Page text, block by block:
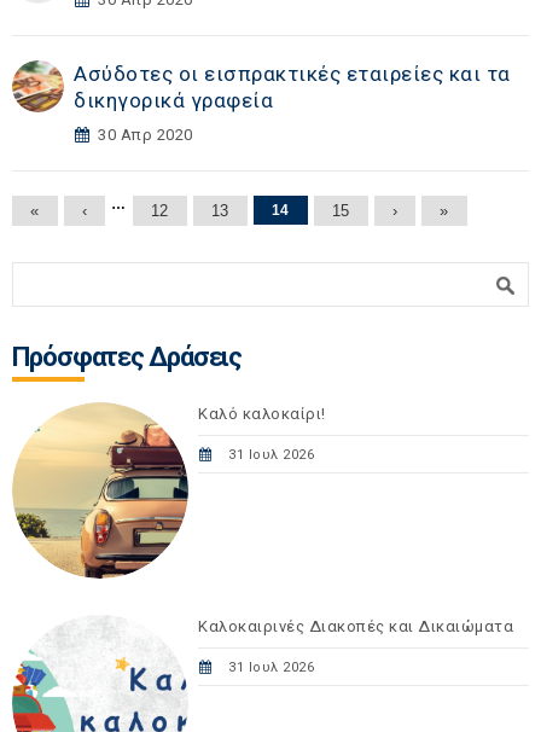
Ασύδοτες οι εισπρακτικές εταιρείες και τα
δικηγορικά γραφεία
30 Απρ 2020
Σελίδες
« ‹ … 12 13 14 15 › »
Πρόσφατες Δράσεις
Καλό καλοκαίρι!
31 Ιουλ 2026
Καλοκαιρινές Διακοπές και Δικαιώματα
31 Ιουλ 2026